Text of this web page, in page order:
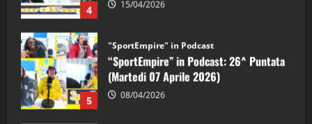
5
“SportEmpire” in Podcast: 26^ Puntata
(Martedi 07 Aprile 2026)
08/04/2026